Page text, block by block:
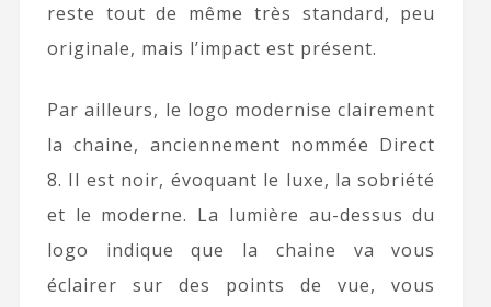
reste tout de même très standard, peu
originale, mais l’impact est présent.
Par ailleurs, le logo modernise clairement
la chaine, anciennement nommée Direct
8. Il est noir, évoquant le luxe, la sobriété
et le moderne. La lumière au-dessus du
logo indique que la chaine va vous
éclairer sur des points de vue, vous